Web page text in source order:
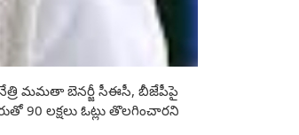
మమతా బెనర్జీ సీఈసీ, బీజేపీపై
లక్షలు ఓట్లు తొలగించారని